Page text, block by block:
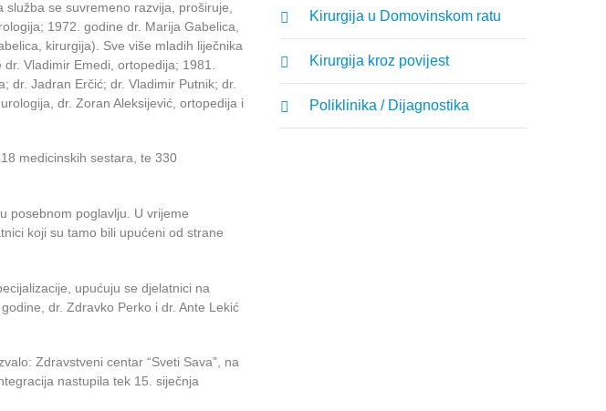
Kirurgija u Domovinskom ratu
Kirurgija kroz povijest
Poliklinika / Dijagnostika
se suvremeno razvija, proširuje,
1972. godine dr. Marija Gabelica,
kirurgija). Sve više mladih liječnika
Vladimir Emedi, ortopedija; 1981.
dr. Jadran Erčić; dr. Vladimir Putnik; dr.
dr. Zoran Aleksijević, ortopedija i
medicinskih sestara, te 330
posebnom poglavlju. U vrijeme
koji su tamo bili upućeni od strane
upućuju se djelatnici na
dr. Zdravko Perko i dr. Ante Lekić
Zdravstveni centar “Sveti Sava”, na
nastupila tek 15. siječnja